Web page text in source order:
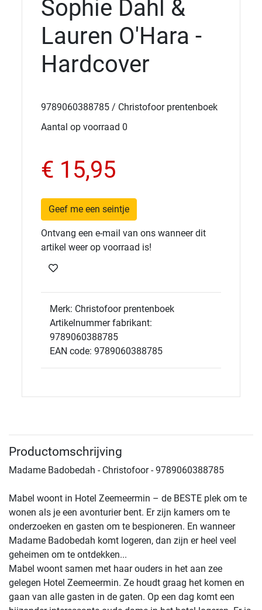
Sophie Dahl &
Lauren O'Hara -
Hardcover
9789060388785 / Christofoor prentenboek
Aantal op voorraad 0
€ 15,95
Geef me een seintje
Ontvang een e-mail van ons wanneer dit
artikel weer op voorraad is!
Merk: Christofoor prentenboek
Artikelnummer fabrikant:
9789060388785
EAN code: 9789060388785
Productomschrijving
Madame Badobedah - Christofoor - 9789060388785
Mabel woont in Hotel Zeemeermin – de BESTE plek om te
wonen als je een avonturier bent. Er zijn kamers om te
onderzoeken en gasten om te bespioneren. En wanneer
Madame Badobedah komt logeren, dan zijn er heel veel
geheimen om te ontdekken...
Mabel woont samen met haar ouders in het aan zee
gelegen Hotel Zeemeermin. Ze houdt graag het komen en
gaan van alle gasten in de gaten. Op een dag komt een